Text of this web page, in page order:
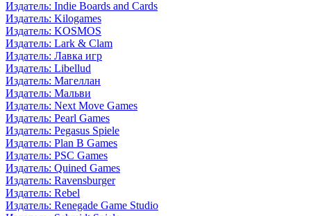
Издатель: Indie Boards and Cards
Издатель: Kilogames
Издатель: KOSMOS
Издатель: Lark & Clam
Издатель: Лавка игр
Издатель: Libellud
Издатель: Магеллан
Издатель: Мальви
Издатель: Next Move Games
Издатель: Pearl Games
Издатель: Pegasus Spiele
Издатель: Plan B Games
Издатель: PSC Games
Издатель: Quined Games
Издатель: Ravensburger
Издатель: Rebel
Издатель: Renegade Game Studio